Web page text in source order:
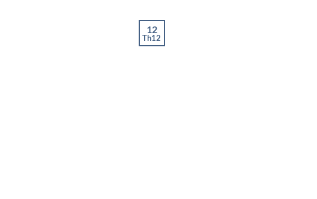
12
Th12